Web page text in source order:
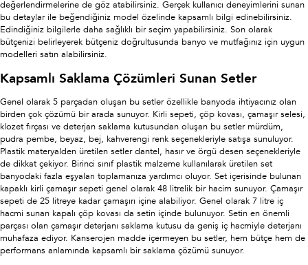
değerlendirmelerine de göz atabilirsiniz. Gerçek kullanıcı deneyimlerini sunan
bu detaylar ile beğendiğiniz model özelinde kapsamlı bilgi edinebilirsiniz.
Edindiğiniz bilgilerle daha sağlıklı bir seçim yapabilirsiniz. Son olarak
bütçenizi belirleyerek bütçeniz doğrultusunda banyo ve mutfağınız için uygun
modelleri satın alabilirsiniz.
Kapsamlı Saklama Çözümleri Sunan Setler
Genel olarak 5 parçadan oluşan bu setler özellikle banyoda ihtiyacınız olan
birden çok çözümü bir arada sunuyor. Kirli sepeti, çöp kovası, çamaşır selesi,
klozet fırçası ve deterjan saklama kutusundan oluşan bu setler mürdüm,
pudra pembe, beyaz, bej, kahverengi renk seçenekleriyle satışa sunuluyor.
Plastik materyalden üretilen setler dantel, hasır ve örgü desen seçenekleriyle
de dikkat çekiyor. Birinci sınıf plastik malzeme kullanılarak üretilen set
banyodaki fazla eşyaları toplamanıza yardımcı oluyor. Set içerisinde bulunan
kapaklı kirli çamaşır sepeti genel olarak 48 litrelik bir hacim sunuyor. Çamaşır
sepeti de 25 litreye kadar çamaşırı içine alabiliyor. Genel olarak 7 litre iç
hacmi sunan kapalı çöp kovası da setin içinde bulunuyor. Setin en önemli
parçası olan çamaşır deterjanı saklama kutusu da geniş iç hacmiyle deterjanı
muhafaza ediyor. Kanserojen madde içermeyen bu setler, hem bütçe hem de
performans anlamında kapsamlı bir saklama çözümü sunuyor.